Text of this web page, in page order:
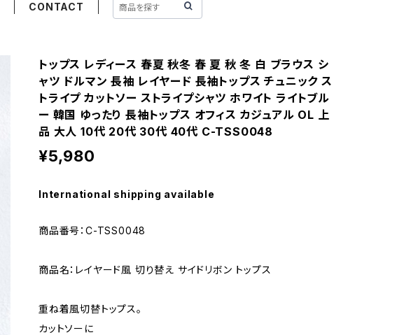
CONTACT
トップス レディース 春夏 秋冬 春 夏 秋 冬 白 ブラウス シ
ャツ ドルマン 長袖 レイヤード 長袖トップス チュニック ス
トライプ カットソー ストライプシャツ ホワイト ライトブル
ー 韓国 ゆったり 長袖トップス オフィス カジュアル OL 上
品 大人 10代 20代 30代 40代 C-TSS0048
¥5,980
International shipping available
商品番号：C-TSS0048
商品名：レイヤード風 切り替え サイドリボン トップス
重ね着風切替トップス。
カットソーに